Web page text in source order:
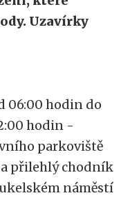
Uzavírky
06:00 hodin do
hodin -
parkoviště
přilehlý chodník
náměstí